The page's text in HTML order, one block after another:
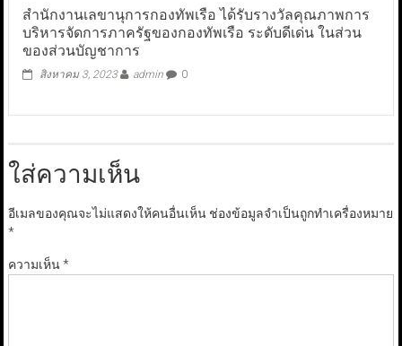
สำนักงานเลขานุการกองทัพเรือ ได้รับรางวัลคุณภาพการ
บริหารจัดการภาครัฐของกองทัพเรือ ระดับดีเด่น ในส่วน
ของส่วนบัญชาการ
สิงหาคม 3, 2023 admin 0
ใส่ความเห็น
อีเมลของคุณจะไม่แสดงให้คนอื่นเห็น ช่องข้อมูลจำเป็นถูกทำเครื่องหมาย
*
ความเห็น*